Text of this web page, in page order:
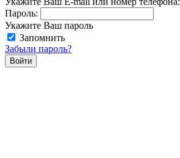
Пароль:
Укажите Ваш пароль
Запомнить
Забыли пароль?